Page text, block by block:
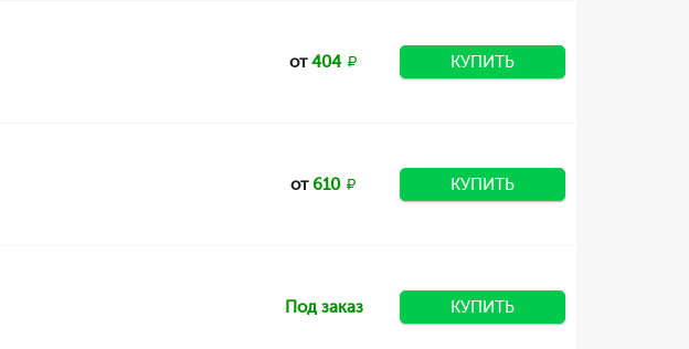
от404 КУПИТЬ
от610 КУПИТЬ
Под заказ КУПИТЬ